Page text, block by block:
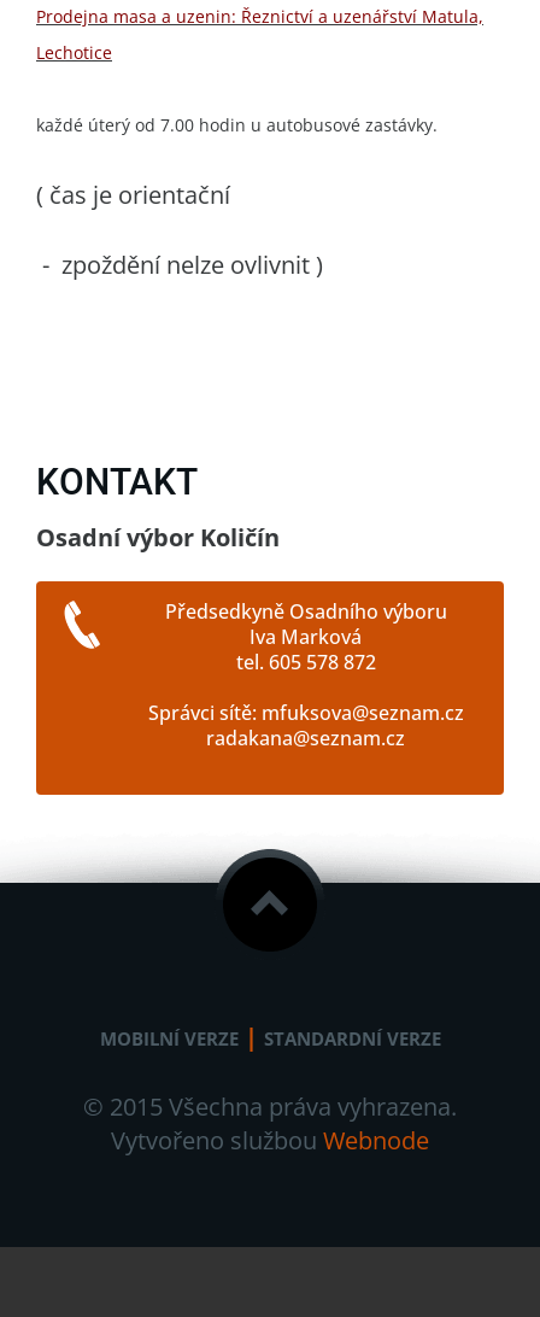
Prodejna masa a uzenin: Řeznictví a uzenářství Matula,
Lechotice
každé úterý od 7.00 hodin u autobusové zastávky.
( čas je orientační
- zpoždění nelze ovlivnit )
KONTAKT
Osadní výbor Količín
Předsedkyně Osadního výboru
Iva Marková
tel. 605 578 872
Správci sítě: mfuksova@seznam.cz
radakana@seznam.cz
MOBILNÍ VERZE | STANDARDNÍ VERZE
© 2015 Všechna práva vyhrazena.
Vytvořeno službou Webnode